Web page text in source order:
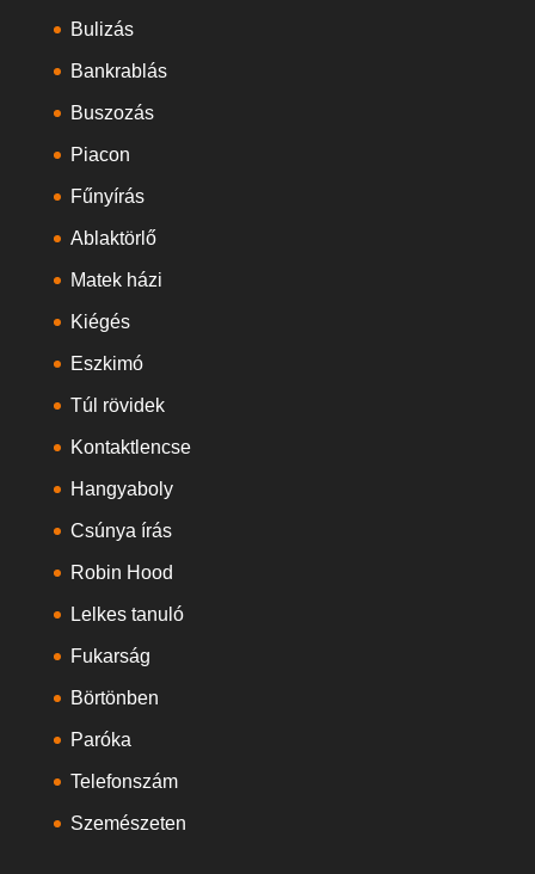
Bulizás
Bankrablás
Buszozás
Piacon
Fűnyírás
Ablaktörlő
Matek házi
Kiégés
Eszkimó
Túl rövidek
Kontaktlencse
Hangyaboly
Csúnya írás
Robin Hood
Lelkes tanuló
Fukarság
Börtönben
Paróka
Telefonszám
Szemészeten